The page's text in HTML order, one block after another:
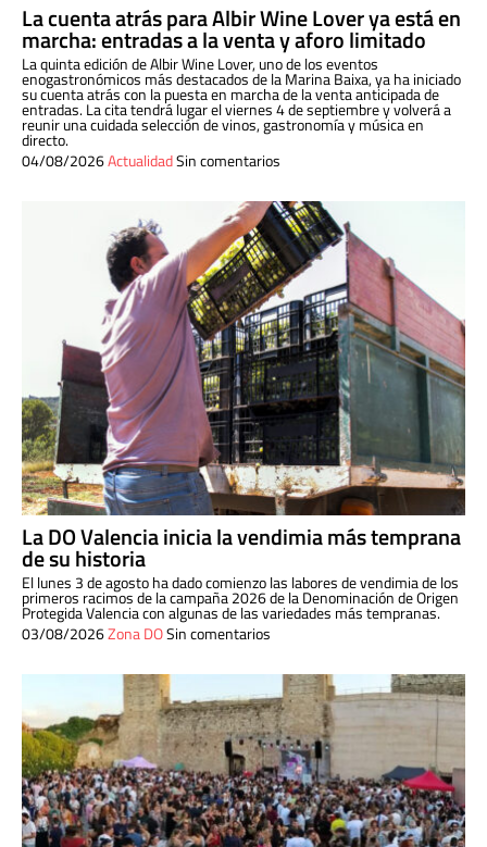
La cuenta atrás para Albir Wine Lover ya está en
marcha: entradas a la venta y aforo limitado
La quinta edición de Albir Wine Lover, uno de los eventos
enogastronómicos más destacados de la Marina Baixa, ya ha iniciado
su cuenta atrás con la puesta en marcha de la venta anticipada de
entradas. La cita tendrá lugar el viernes 4 de septiembre y volverá a
reunir una cuidada selección de vinos, gastronomía y música en
directo.
04/08/2026ActualidadSin comentarios
La DO Valencia inicia la vendimia más temprana
de su historia
El lunes 3 de agosto ha dado comienzo las labores de vendimia de los
primeros racimos de la campaña 2026 de la Denominación de Origen
Protegida Valencia con algunas de las variedades más tempranas.
03/08/2026Zona DOSin comentarios